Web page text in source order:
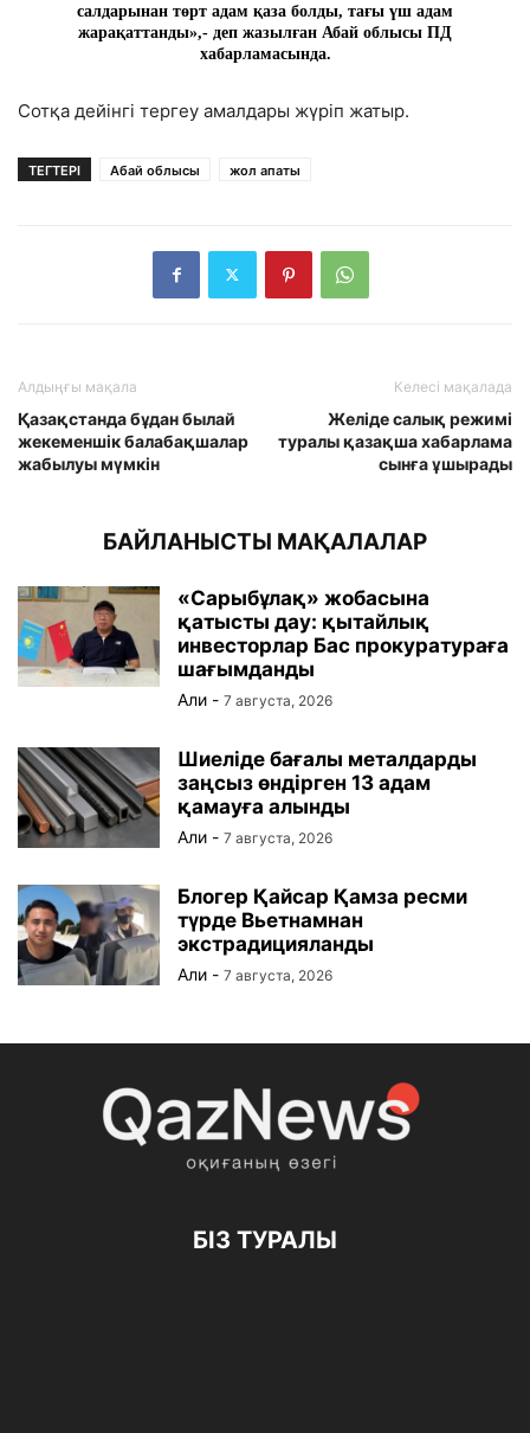
салдарынан төрт адам қаза болды, тағы үш адам
жарақаттанды»,- деп жазылған Абай облысы ПД
хабарламасында.
Сотқа дейінгі тергеу амалдары жүріп жатыр.
ТЕГТЕРІ Абай облысы жол апаты
Алдыңғы мақала
Қазақстанда бұдан былай
жекеменшік балабақшалар
жабылуы мүмкін
Келесі мақалада
Желіде салық режимі
туралы қазақша хабарлама
сынға ұшырады
БАЙЛАНЫСТЫ МАҚАЛАЛАР
«Сарыбұлақ» жобасына
қатысты дау: қытайлық
инвесторлар Бас прокуратураға
шағымданды
Али - 7 августа, 2026
Шиеліде бағалы металдарды
заңсыз өндірген 13 адам
қамауға алынды
Али - 7 августа, 2026
Блогер Қайсар Қамза ресми
түрде Вьетнамнан
экстрадицияланды
Али - 7 августа, 2026
БІЗ ТУРАЛЫ